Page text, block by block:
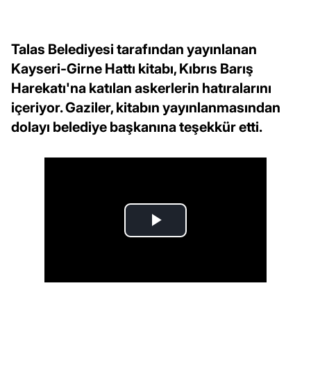
Talas Belediyesi tarafından yayınlanan
Kayseri-Girne Hattı kitabı, Kıbrıs Barış
Harekatı'na katılan askerlerin hatıralarını
içeriyor. Gaziler, kitabın yayınlanmasından
dolayı belediye başkanına teşekkür etti.